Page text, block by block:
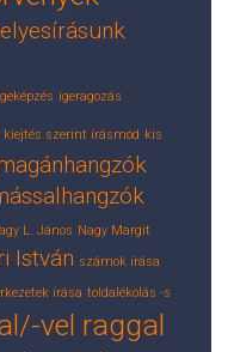
igeragozás
kiejtés szerint írásmód kis
L. János Nagy Margit
István számok írása
írása toldalékolás -s
vel raggal